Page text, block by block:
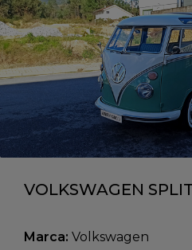
VOLKSWAGEN
Marca: Volkswagen